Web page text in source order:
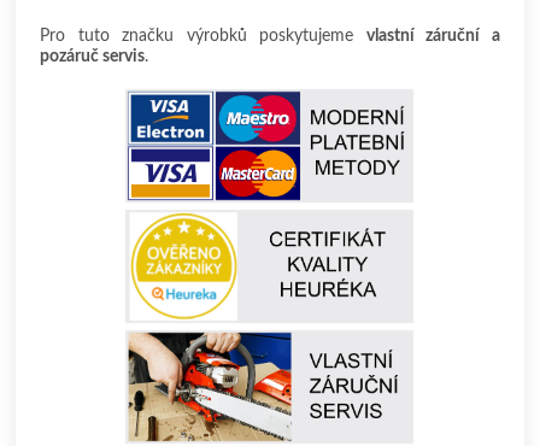
Pro tuto značku výrobků poskytujeme vlastní záruční a
pozáruč servis.